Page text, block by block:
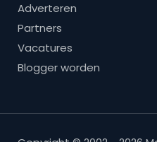
Adverteren
Partners
Vacatures
Blogger worden